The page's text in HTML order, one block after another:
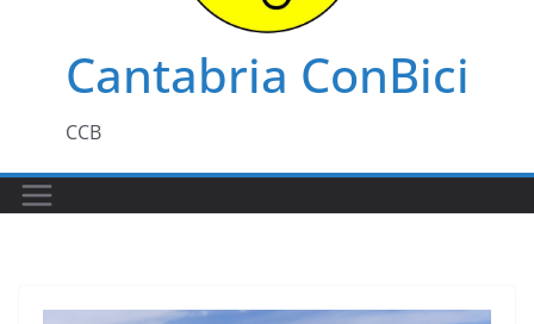
Cantabria ConBici
CCB